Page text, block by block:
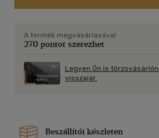
A termék megvásárlásával
270 pontot szerezhet
Legyen Ön is
visszajár.
Beszállítói készleten